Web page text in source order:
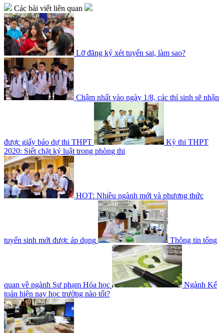
Các bài viết liên quan
Lỡ đăng ký xét tuyển sai, làm sao?
Chậm nhất vào ngày 1/8, các thí sinh sẽ nhận
được giấy báo dự thi THPT
Kỳ thi THPT
2020: Siết chặt kỷ luật trong phòng thi
HOT: Nhiều ngành mới và phương thức
tuyển sinh mới được áp dụng Thông tin tổng
quan về ngành Sư phạm Hóa học
Ngành Kế
toán hiện nay học trường nào tốt?